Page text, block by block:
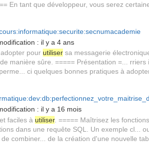
En tant que développeur, vous serez
: il y a 4 ans
pour utiliser sa messagerie
manière sûre. ===== Présentation =...
ci quelques bonnes pratiques à
: il y a 16 mois
faciles à utiliser. ===== Maîtrisez les
dans une requête SQL. Un exemple cl...
combiner... de la création d'une nouvelle